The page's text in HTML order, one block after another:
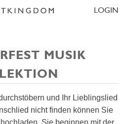
LOGIN
MUSIK
und Ihr Lieblingslied
nicht finden können Sie
Sie beginnen mit der